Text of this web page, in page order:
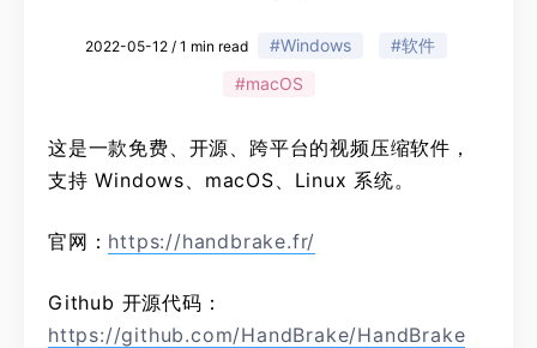
2022-05-12 / 1 min read #Windows
#软件
#macOS
这是一款免费、开源、跨平台的视频压缩软件，
支持 Windows、macOS、Linux 系统。
官网： https://handbrake.fr/
Github 开源代码：
https://github.com/HandBrake/HandBrake